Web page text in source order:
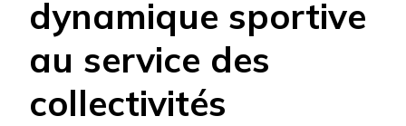
dynamique sportive
au service des
collectivités